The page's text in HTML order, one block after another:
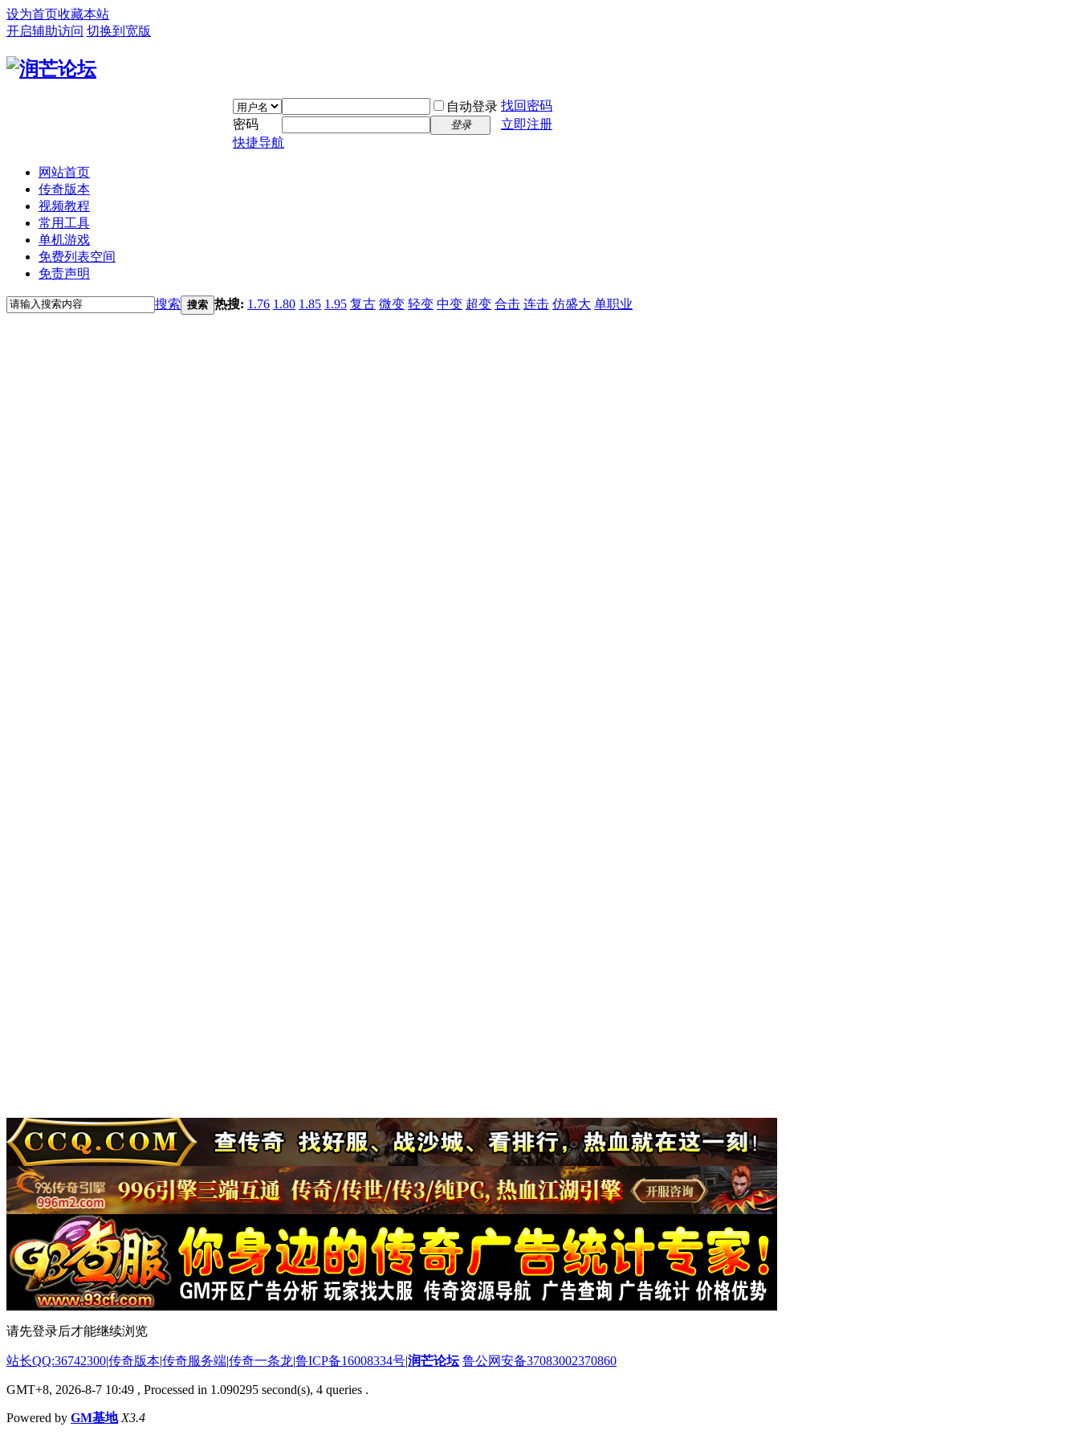
设为首页收藏本站
开启辅助访问 切换到宽版
自动登录 找回密码
密码
登录
立即注册
快捷导航
网站首页
传奇版本
视频教程
常用工具
单机游戏
免费列表空间
免责声明
搜索 搜索 热搜: 1.76 1.80 1.85 1.95 复古 微变 轻变 中变 超变 合击 连击 仿盛大 单职业
请先登录后才能继续浏览
站长QQ:36742300|传奇版本|传奇服务端|传奇一条龙|鲁ICP备16008334号|润芒论坛 鲁公网安备37083002370860
GMT+8, 2026-8-7 10:49 , Processed in 1.090295 second(s), 4 queries .
Powered by GM基地 X3.4